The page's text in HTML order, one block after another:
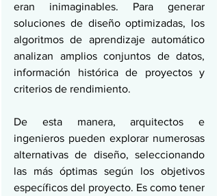
eran inimaginables. Para generar
soluciones de diseño optimizadas, los
algoritmos de aprendizaje automático
analizan amplios conjuntos de datos,
información histórica de proyectos y
criterios de rendimiento.
De esta manera, arquitectos e
ingenieros pueden explorar numerosas
alternativas de diseño, seleccionando
las más óptimas según los objetivos
específicos del proyecto. Es como tener